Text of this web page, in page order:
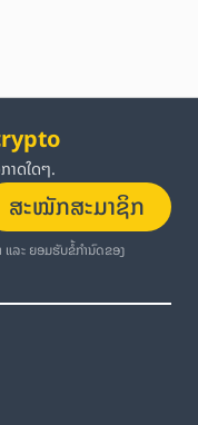
ດໃດໆ.
ສະໝັກສະມາຊິກ
ແລະ ຍອມຮັບຂໍ້ກຳນົດຂອງ